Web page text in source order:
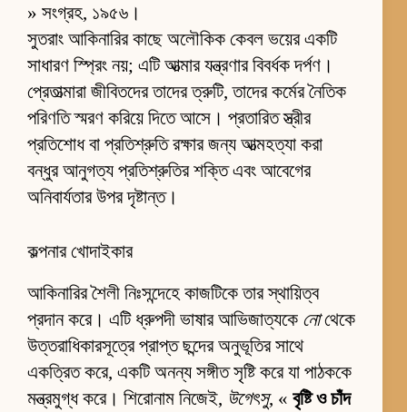
» সংগ্রহ, ১৯৫৬।
সুতরাং আকিনারির কাছে অলৌকিক কেবল ভয়ের একটি
সাধারণ স্প্রিং নয়; এটি আত্মার যন্ত্রণার বিবর্ধক দর্পণ।
প্রেতাত্মারা জীবিতদের তাদের ত্রুটি, তাদের কর্মের নৈতিক
পরিণতি স্মরণ করিয়ে দিতে আসে। প্রতারিত স্ত্রীর
প্রতিশোধ বা প্রতিশ্রুতি রক্ষার জন্য আত্মহত্যা করা
বন্ধুর আনুগত্য প্রতিশ্রুতির শক্তি এবং আবেগের
অনিবার্যতার উপর দৃষ্টান্ত।
কল্পনার খোদাইকার
আকিনারির শৈলী নিঃসন্দেহে কাজটিকে তার স্থায়িত্ব
প্রদান করে। এটি ধ্রুপদী ভাষার আভিজাত্যকে নোথেকে
উত্তরাধিকারসূত্রে প্রাপ্ত ছন্দের অনুভূতির সাথে
একত্রিত করে, একটি অনন্য সঙ্গীত সৃষ্টি করে যা পাঠককে
মন্ত্রমুগ্ধ করে। শিরোনাম নিজেই, উগেৎসু, « বৃষ্টি ও চাঁদ